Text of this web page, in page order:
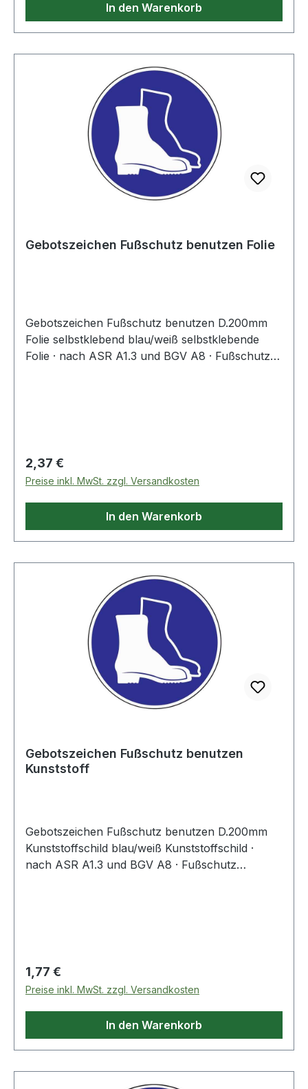
In den Warenkorb
Gebotszeichen Fußschutz benutzen Folie
Gebotszeichen Fußschutz benutzen D.200mm
Folie selbstklebend blau/weiß selbstklebende
Folie · nach ASR A1.3 und BGV A8 · Fußschutz
Regulärer Preis:
2,37 €
Preise inkl. MwSt. zzgl. Versandkosten
In den Warenkorb
Gebotszeichen Fußschutz benutzen
Kunststoff
Gebotszeichen Fußschutz benutzen D.200mm
Kunststoffschild blau/weiß Kunststoffschild ·
nach ASR A1.3 und BGV A8 · Fußschutz
Regulärer Preis:
1,77 €
Preise inkl. MwSt. zzgl. Versandkosten
In den Warenkorb